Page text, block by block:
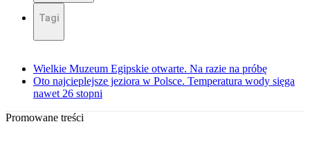
Tagi
Wielkie Muzeum Egipskie otwarte. Na razie na próbę
Oto najcieplejsze jeziora w Polsce. Temperatura wody sięga
nawet 26 stopni
Promowane treści